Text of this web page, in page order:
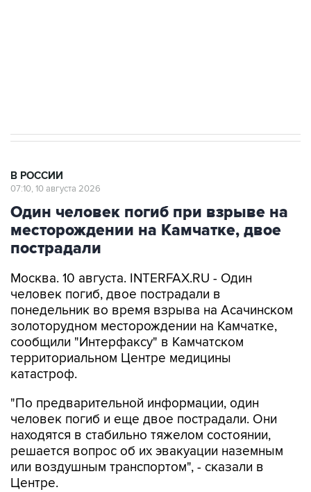
В РОССИИ
07:10, 10 августа 2026
Один человек погиб при взрыве на
месторождении на Камчатке, двое
пострадали
Москва. 10 августа. INTERFAX.RU - Один
человек погиб, двое пострадали в
понедельник во время взрыва на Асачинском
золоторудном месторождении на Камчатке,
сообщили "Интерфаксу" в Камчатском
территориальном Центре медицины
катастроф.
"По предварительной информации, один
человек погиб и еще двое пострадали. Они
находятся в стабильно тяжелом состоянии,
решается вопрос об их эвакуации наземным
или воздушным транспортом", - сказали в
Центре.